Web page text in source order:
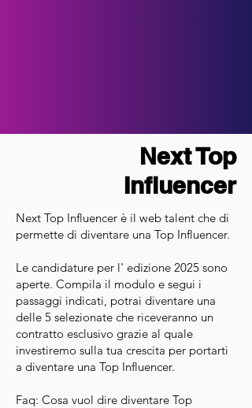
Next Top
Influencer
Next Top Influencer è il web talent che di
permette di diventare una Top Influencer.
Le candidature per l' edizione 2025 sono
aperte. Compila il modulo e segui i
passaggi indicati, potrai diventare una
delle 5 selezionate che riceveranno un
contratto esclusivo grazie al quale
investiremo sulla tua crescita per portarti
a diventare una Top Influencer.
​Faq: Cosa vuol dire diventare Top